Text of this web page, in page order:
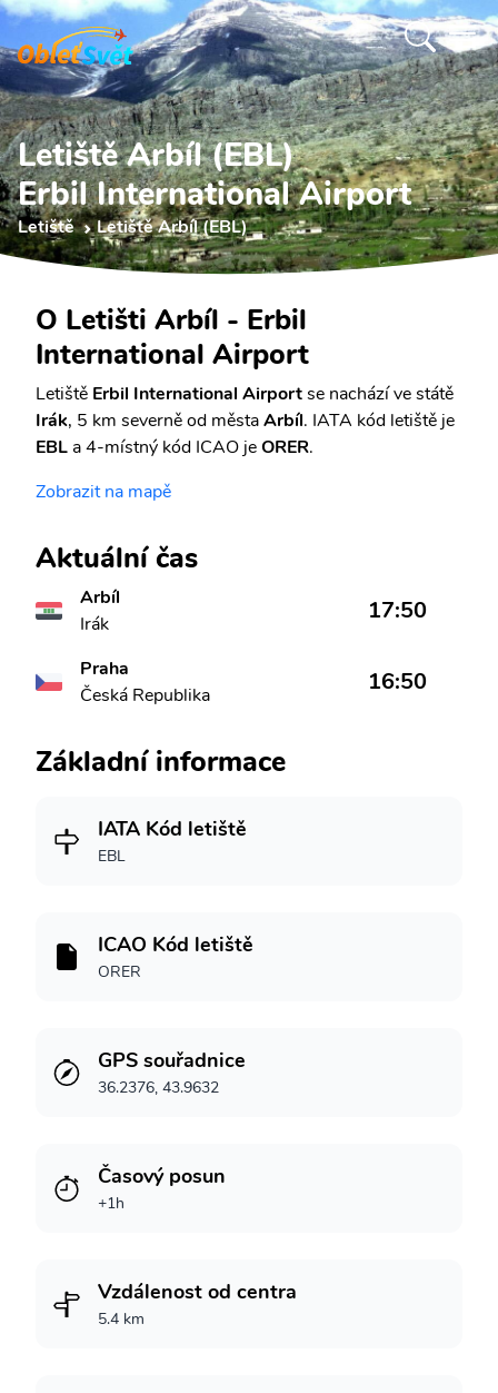
Letiště Arbíl (EBL)
Erbil International Airport
Letiště Letiště Arbíl (EBL)
O Letišti Arbíl - Erbil
International Airport
Letiště Erbil International Airportse nachází ve státě
Irák, 5 km severně od městaArbíl. IATA kód letiště je
EBL a 4-místný kód ICAO jeORER.
Zobrazit na mapě
Aktuální čas
Arbíl
Irák
17:50
Praha
Česká Republika
16:50
Základní informace
IATA Kód letiště
EBL
ICAO Kód letiště
ORER
GPS souřadnice
36.2376, 43.9632
Časový posun
+1h
Vzdálenost od centra
5.4 km